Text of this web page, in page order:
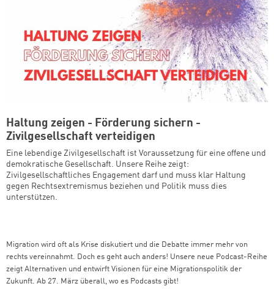
Haltung zeigen - Förderung sichern -
Zivilgesellschaft verteidigen
Eine lebendige Zivilgesellschaft ist Voraussetzung für eine offene und
demokratische Gesellschaft. Unsere Reihe zeigt:
Zivilgesellschaftliches Engagement darf und muss klar Haltung
gegen Rechtsextremismus beziehen und Politik muss dies
unterstützen.
Migration wird oft als Krise diskutiert und die Debatte immer mehr von
rechts vereinnahmt. Doch es geht auch anders! Unsere neue Podcast-Reihe
zeigt Alternativen und entwirft Visionen für eine Migrationspolitik der
Zukunft. Ab 27. März überall, wo es Podcasts gibt!